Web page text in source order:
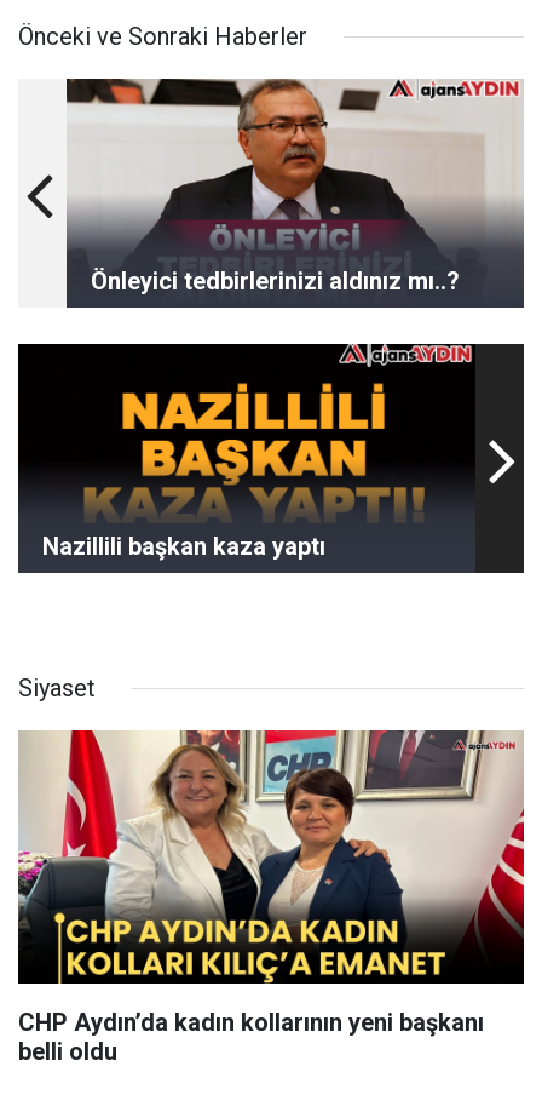
Önceki ve Sonraki Haberler
Önleyici tedbirlerinizi aldınız mı..?
Nazillili başkan kaza yaptı
Siyaset
CHP Aydın’da kadın kollarının yeni başkanı
belli oldu